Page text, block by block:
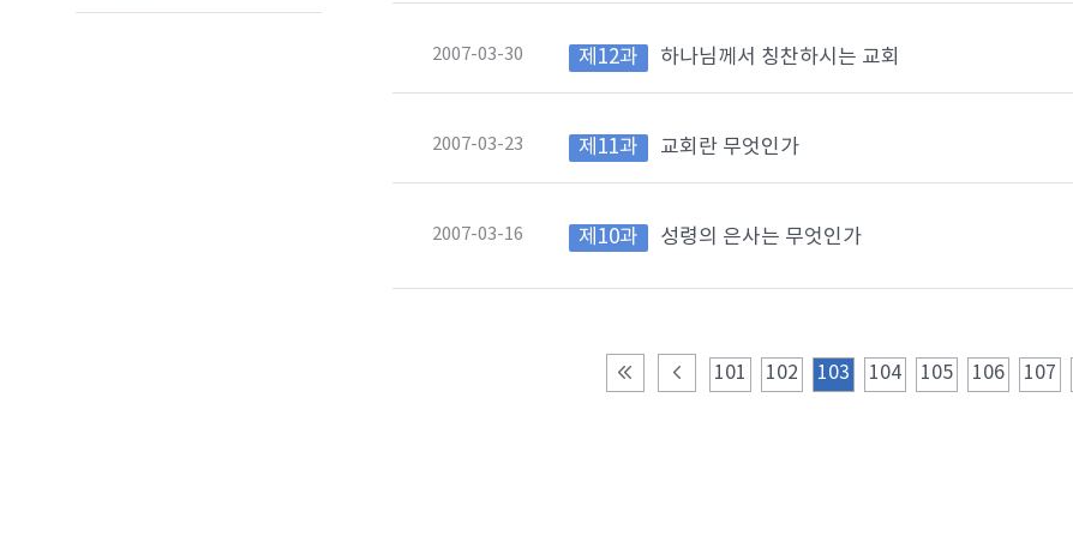
2007-03-30 제12과 하나님께서 칭찬하시는 교회
2007-03-23 제11과 교회란 무엇인가
2007-03-16 제10과 성령의 은사는 무엇인가
101 102 103 104 105 106 107